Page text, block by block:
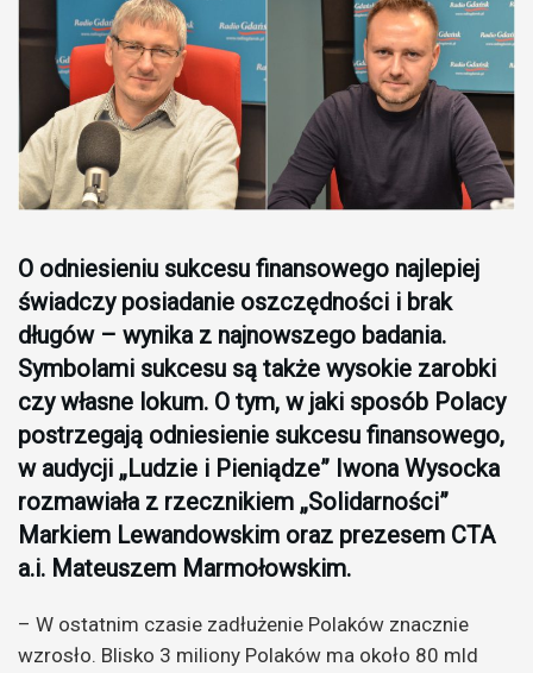
O odniesieniu sukcesu finansowego najlepiej
świadczy posiadanie oszczędności i brak
długów – wynika z najnowszego badania.
Symbolami sukcesu są także wysokie zarobki
czy własne lokum. O tym, w jaki sposób Polacy
postrzegają odniesienie sukcesu finansowego,
w audycji „Ludzie i Pieniądze” Iwona Wysocka
rozmawiała z rzecznikiem „Solidarności”
Markiem Lewandowskim oraz prezesem CTA
a.i. Mateuszem Marmołowskim.
– W ostatnim czasie zadłużenie Polaków znacznie
wzrosło. Blisko 3 miliony Polaków ma około 80 mld